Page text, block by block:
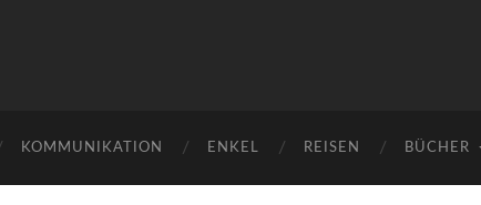
KOMMUNIKATION ENKEL REISEN BÜCHER